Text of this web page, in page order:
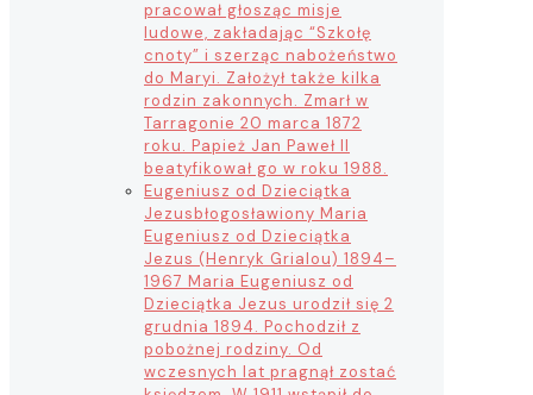
pracował głosząc misje
ludowe, zakładając “Szkołę
cnoty” i szerząc nabożeństwo
do Maryi. Założył także kilka
rodzin zakonnych. Zmarł w
Tarragonie 20 marca 1872
roku. Papież Jan Paweł II
beatyfikował go w roku 1988.
Eugeniusz od Dzieciątka
Jezusbłogosławiony Maria
Eugeniusz od Dzieciątka
Jezus (Henryk Grialou) 1894–
1967 Maria Eugeniusz od
Dzieciątka Jezus urodził się 2
grudnia 1894. Pochodził z
pobożnej rodziny. Od
wczesnych lat pragnął zostać